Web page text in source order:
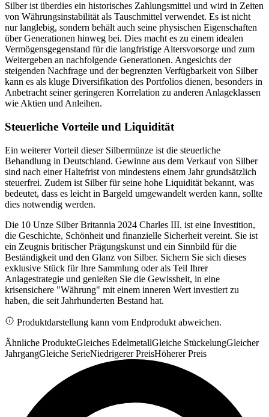
Silber ist überdies ein historisches Zahlungsmittel und wird in Zeiten
von Währungsinstabilität als Tauschmittel verwendet. Es ist nicht
nur langlebig, sondern behält auch seine physischen Eigenschaften
über Generationen hinweg bei. Dies macht es zu einem idealen
Vermögensgegenstand für die langfristige Altersvorsorge und zum
Weitergeben an nachfolgende Generationen. Angesichts der
steigenden Nachfrage und der begrenzten Verfügbarkeit von Silber
kann es als kluge Diversifikation des Portfolios dienen, besonders in
Anbetracht seiner geringeren Korrelation zu anderen Anlageklassen
wie Aktien und Anleihen.
Steuerliche Vorteile und Liquidität
Ein weiterer Vorteil dieser Silbermünze ist die steuerliche
Behandlung in Deutschland. Gewinne aus dem Verkauf von Silber
sind nach einer Haltefrist von mindestens einem Jahr grundsätzlich
steuerfrei. Zudem ist Silber für seine hohe Liquidität bekannt, was
bedeutet, dass es leicht in Bargeld umgewandelt werden kann, sollte
dies notwendig werden.
Die 10 Unze Silber Britannia 2024 Charles III. ist eine Investition,
die Geschichte, Schönheit und finanzielle Sicherheit vereint. Sie ist
ein Zeugnis britischer Prägungskunst und ein Sinnbild für die
Beständigkeit und den Glanz von Silber. Sichern Sie sich dieses
exklusive Stück für Ihre Sammlung oder als Teil Ihrer
Anlagestrategie und genießen Sie die Gewissheit, in eine
krisensichere "Währung" mit einem inneren Wert investiert zu
haben, die seit Jahrhunderten Bestand hat.
Produktdarstellung kann vom Endprodukt abweichen.
Ähnliche ProdukteGleiches EdelmetallGleiche StückelungGleicher
JahrgangGleiche SerieNiedrigerer PreisHöherer Preis